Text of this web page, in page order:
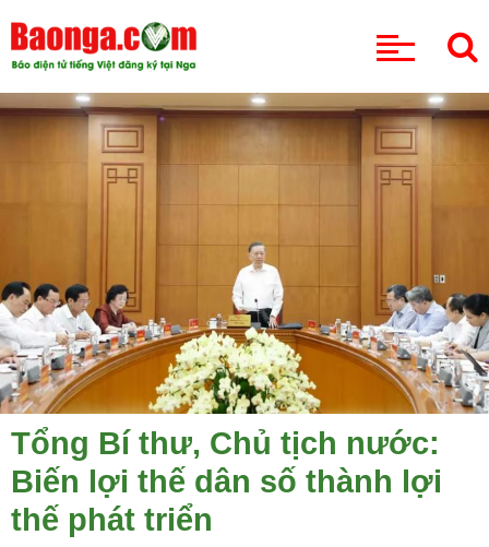
Tổng Bí thư, Chủ tịch nước:
Biến lợi thế dân số thành lợi
thế phát triển